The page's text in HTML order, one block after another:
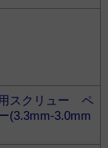
スクリュー ペ
(3.3mm-3.0mm